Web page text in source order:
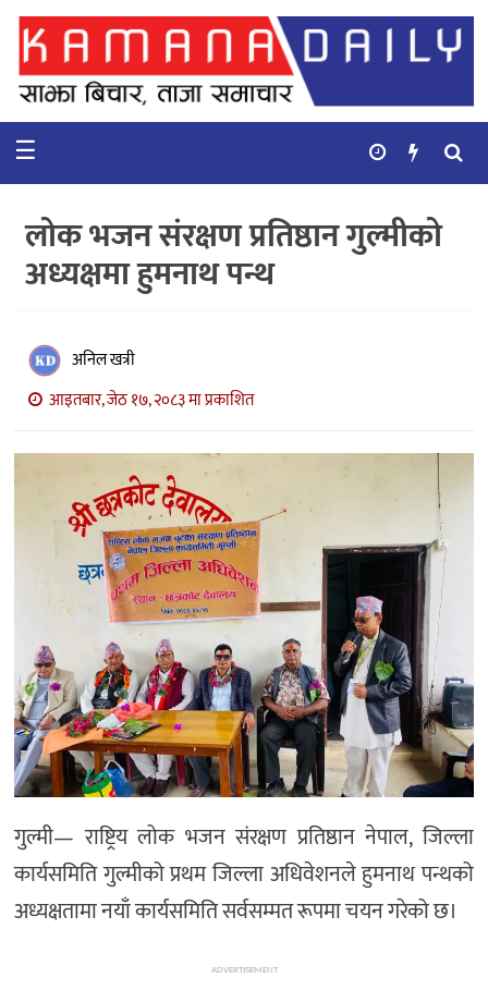
गृहपृष्ठ
समाचार
कुटनिती
कुराकानी
बाणिज्य
भिडियो
सिफारिस
☰
लोक भजन संरक्षण प्रतिष्ठान गुल्मीको
अध्यक्षमा हुमनाथ पन्थ
अनिल खत्री
आइतबार, जेठ १७, २०८३ मा प्रकाशित
गुल्मी— राष्ट्रिय लोक भजन संरक्षण प्रतिष्ठान नेपाल, जिल्ला
कार्यसमिति गुल्मीको प्रथम जिल्ला अधिवेशनले हुमनाथ पन्थको
अध्यक्षतामा नयाँ कार्यसमिति सर्वसम्मत रूपमा चयन गरेको छ।
ADVERTISEMENT